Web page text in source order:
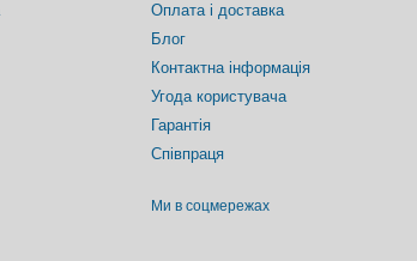
Оплата і доставка
Блог
Контактна інформація
Угода користувача
Гарантія
Співпраця
Ми в соцмережах